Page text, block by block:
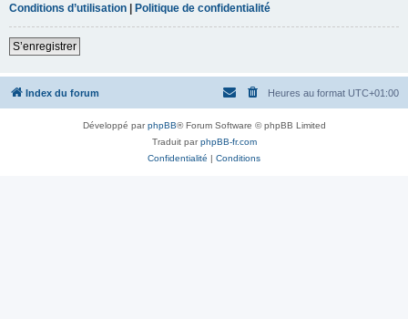
Conditions d’utilisation | Politique de confidentialité
S’enregistrer
Index du forum Heures au format UTC+01:00
Développé parphpBB® Forum Software © phpBB Limited
Traduit parphpBB-fr.com
Confidentialité | Conditions